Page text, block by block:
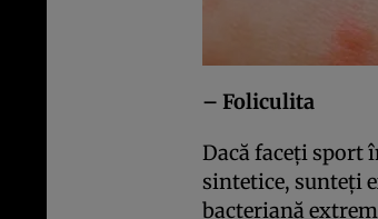
– Foliculita
Dacă faceţi
sintetice, sunteţi
bacteriană